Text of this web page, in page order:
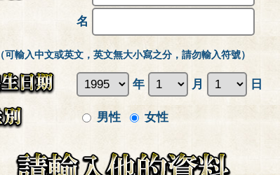
名
（可輸入中文或英文，英文無大小寫之分，請勿輸入符號）
年 月 日
男性 女性